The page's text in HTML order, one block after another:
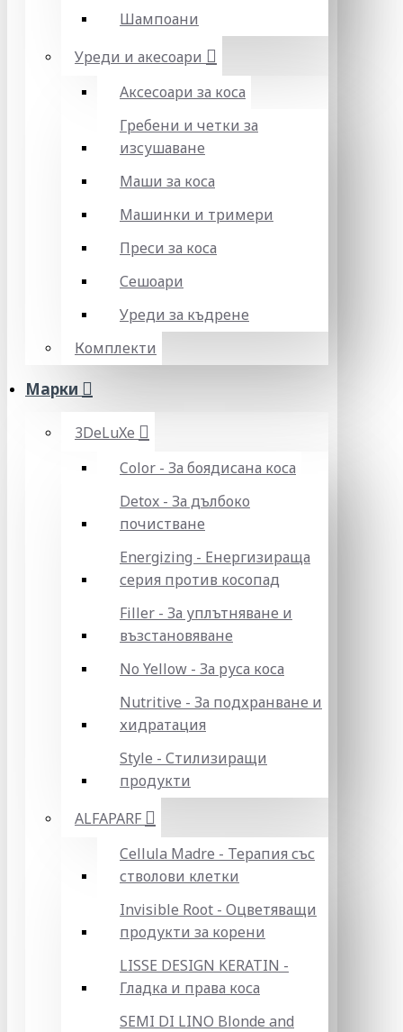
Шампоани
Уреди и акесоари
Аксесоари за коса
Гребени и четки за
изсушаване
Маши за коса
Машинки и тримери
Преси за коса
Сешоари
Уреди за къдрене
Комплекти
Марки
3DeLuXe
Color - За боядисана коса
Detox - За дълбоко
почистване
Energizing - Енергизираща
серия против косопад
Filler - За уплътняване и
възстановяване
No Yellow - За руса коса
Nutritive - За подхранване и
хидратация
Style - Стилизиращи
продукти
ALFAPARF
Cellula Madre - Терапия със
стволови клетки
Invisible Root - Оцветяващи
продукти за корени
LISSE DESIGN KERATIN -
Гладка и права коса
SEMI DI LINO Blonde and